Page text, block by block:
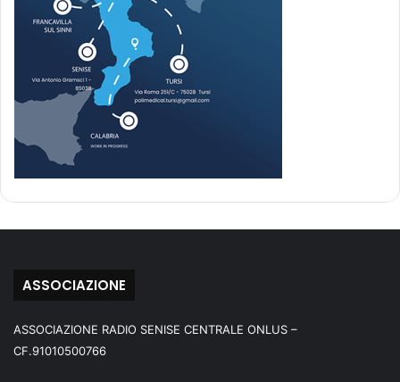
ASSOCIAZIONE
ASSOCIAZIONE RADIO SENISE CENTRALE ONLUS –
CF.91010500766